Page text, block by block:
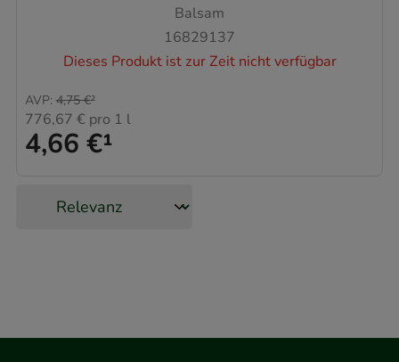
Balsam
16829137
Dieses Produkt ist zur Zeit nicht verfügbar
4,66 €¹
AVP: 4,75 €²
776,67 € pro 1 l